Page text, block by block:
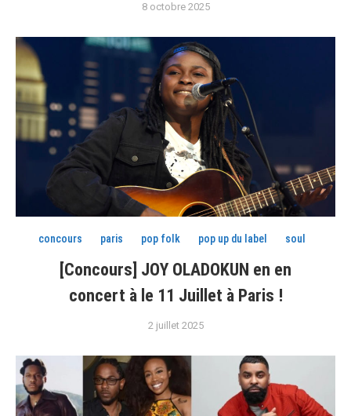
8 octobre 2025
concours paris pop folk pop up du label soul
[Concours] JOY OLADOKUN en en
concert à le 11 Juillet à Paris !
2 juillet 2025